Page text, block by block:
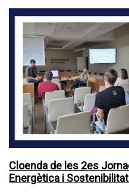
Cloenda de les 2es
Energètica i Sostenibilitat